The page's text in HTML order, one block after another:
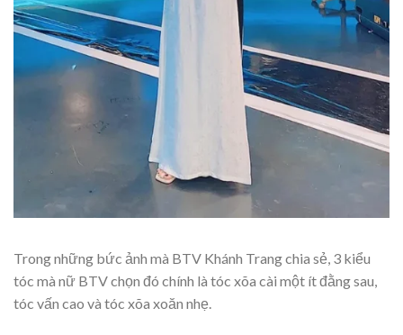
Trong những bức ảnh mà BTV Khánh Trang chia sẻ, 3 kiểu
tóc mà nữ BTV chọn đó chính là tóc xõa cài một ít đằng sau,
tóc vấn cao và tóc xõa xoăn nhẹ.